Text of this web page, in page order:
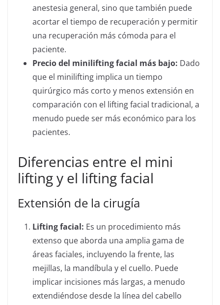
anestesia general, sino que también puede
acortar el tiempo de recuperación y permitir
una recuperación más cómoda para el
paciente.
Precio del minilifting facial más bajo: Dado
que el minilifting implica un tiempo
quirúrgico más corto y menos extensión en
comparación con el lifting facial tradicional, a
menudo puede ser más económico para los
pacientes.
Diferencias entre el mini
lifting y el lifting facial
Extensión de la cirugía
Lifting facial: Es un procedimiento más
extenso que aborda una amplia gama de
áreas faciales, incluyendo la frente, las
mejillas, la mandíbula y el cuello. Puede
implicar incisiones más largas, a menudo
extendiéndose desde la línea del cabello